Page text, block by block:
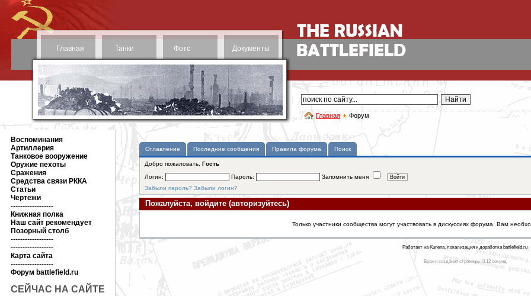
Главная Танки Фото Документы
Главная Форум
Воспоминания
Артиллерия
Танковое вооружение
Оружие пехоты
Сражения
Средства связи РККА
Статьи
Чертежи
------------------
Книжная полка
Наш сайт рекомендует
Позорный столб
------------------
------------------
Карта сайта
------------------
Форум battlefield.ru
СЕЙЧАС НА САЙТЕ
Оглавление Последние сообщения Правила форума Поиск
Добро пожаловать, Гость
Логин:
Пароль:
Запомнить меня
Забыли пароль? Забыли логин?
Пожалуйста, войдите (авторизуйтесь)
Только участники сообщества могут участвовать в дискуссиях форума. Вам
Работает на Kunena, локализация и доработка battlefield.ru
Время создания страницы: 0.12 секунд